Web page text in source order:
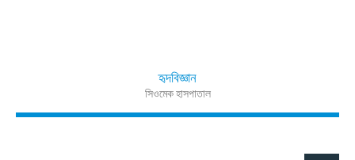
হৃদবিজ্ঞান
সিওমেক হাসপাতাল